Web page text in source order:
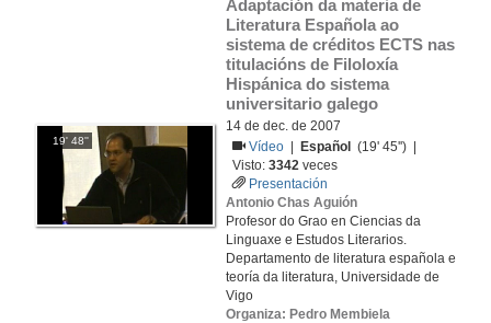
19' 48''
Adaptación da materia de
Literatura Española ao
sistema de créditos ECTS nas
titulacións de Filoloxía
Hispánica do sistema
universitario galego
14 de dec. de 2007
Vídeo
Español
(19' 45'') |
Visto:3342 veces
Presentación
Antonio Chas Aguión
Profesor do Grao en Ciencias da
Linguaxe e Estudos Literarios.
Departamento de literatura española e
teoría da literatura, Universidade de
Vigo
Organiza: Pedro Membiela